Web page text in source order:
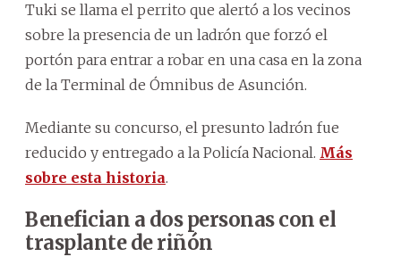
Tuki se llama el perrito que alertó a los vecinos
sobre la presencia de un ladrón que forzó el
portón para entrar a robar en una casa en la zona
de la Terminal de Ómnibus de Asunción.
Mediante su concurso, el presunto ladrón fue
reducido y entregado a la Policía Nacional. Más
sobre esta historia.
Benefician a dos personas con el
trasplante de riñón